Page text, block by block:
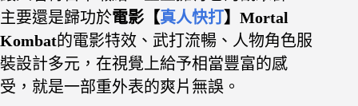
主要還是歸功於電影【真人快打】Mortal
Kombat的電影特效、武打流暢、人物角色服
裝設計多元，在視覺上給予相當豐富的感
受，就是一部重外表的爽片無誤。